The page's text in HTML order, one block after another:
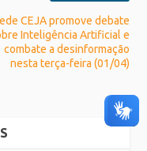
CEJA promove debate
Inteligência Artificial e
combate a desinformação
nesta terça-feira (01/04)